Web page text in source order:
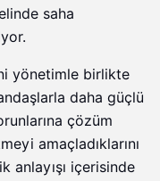
saha
yönetimle birlikte
daha güçlü
çözüm
amaçladıklarını
anlayışı içerisinde